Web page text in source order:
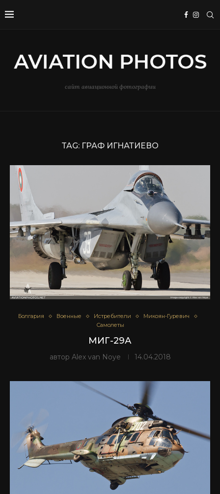
сайт авиационной фотографии
TAG: ГРАФ ИГНАТИЕВО
Болгария Военные Истребители
Микоян-Гуревич
Самолеты
МИГ-29А
автор Alex van Noye 14.04.2018